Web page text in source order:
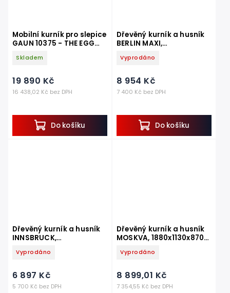
Mobilní kurník pro slepice
GAUN 10375 - THE EGG
Skladem
16 438,02 Kč bez DPH
19 890 Kč
Do košíku
Dřevěný kurník a husník
BERLIN MAXI,
Vyprodáno
7 400 Kč bez DPH
8 954 Kč
Do košíku
Dřevěný kurník a husník
INNSBRUCK,
Vyprodáno
5 700 Kč bez DPH
6 897 Kč
Dřevěný kurník a husník
MOSKVA, 1880x1130x870
Vyprodáno
7 354,55 Kč bez DPH
8 899,01 Kč